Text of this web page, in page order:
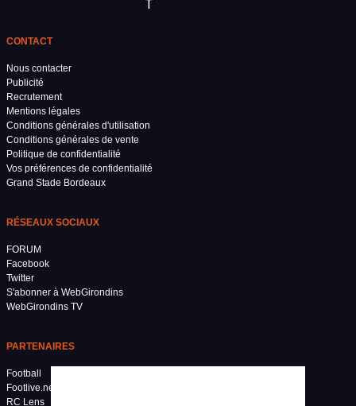
CONTACT
Nous contacter
Publicité
Recrutement
Mentions légales
Conditions générales d'utilisation
Conditions générales de vente
Politique de confidentialité
Vos préférences de confidentialité
Grand Stade Bordeaux
RÉSEAUX SOCIAUX
FORUM
Facebook
Twitter
S'abonner à WebGirondins
WebGirondins TV
PARTENAIRES
Football
Footlive.net
RC Lens